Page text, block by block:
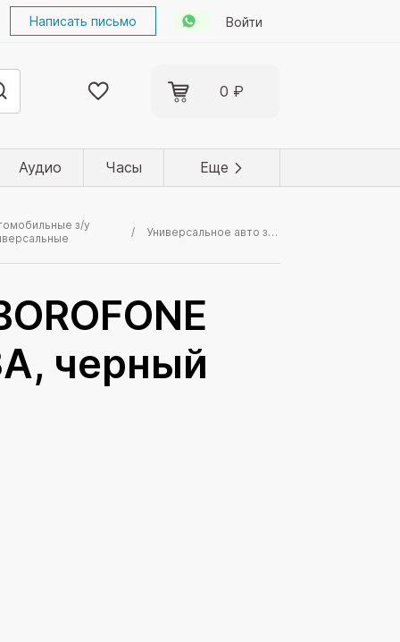
Написать письмо Войти
0 ₽
Аудио Часы Еще
з/у
Универсальное авто з/у PD+USB BOROFONE BZ22 QC 3.0, PD 30W + USB 18W, 3A, черный
черный